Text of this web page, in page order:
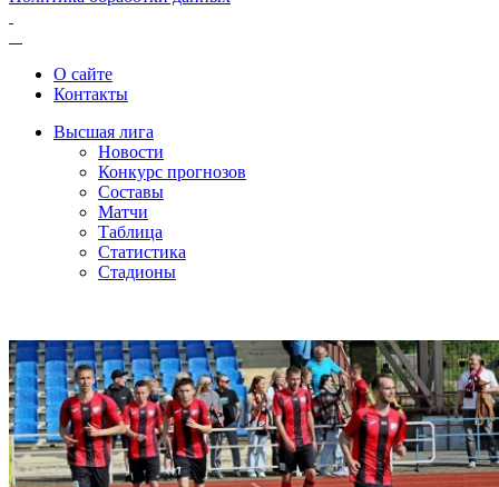
О сайте
Контакты
Высшая лига
Новости
Конкурс прогнозов
Составы
Матчи
Таблица
Статистика
Стадионы